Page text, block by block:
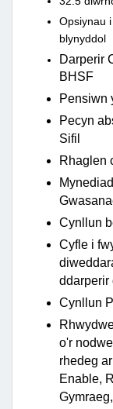
Opsiynau
blynyddol
Darperir
BHSF
Pensiwn
Pecyn
Sifil
Rhaglen
Cynllun
Cyfle i
ddarperir
Cynllun
o'r
rhedeg
Enable,